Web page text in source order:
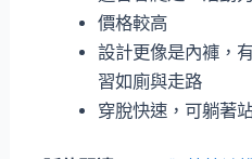
價格較高
設計更像是內褲，
習如廁與走路
穿脫快速，可躺著